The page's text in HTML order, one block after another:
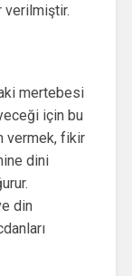
verilmiştir.
mertebesi
için bu
vermek, fikir
dini
din